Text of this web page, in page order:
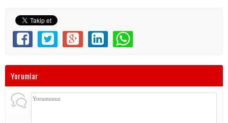
Yorumlar